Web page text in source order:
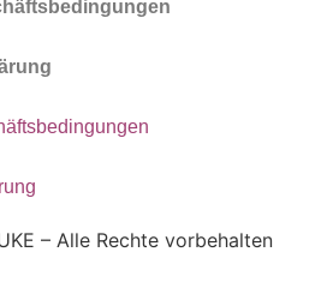
– Alle Rechte vorbehalten